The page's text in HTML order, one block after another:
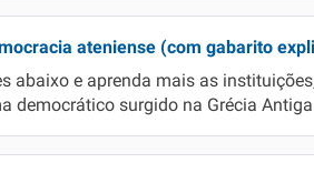
ateniense (com gabarito
abaixo e aprenda mais as
democrático surgido na Grécia